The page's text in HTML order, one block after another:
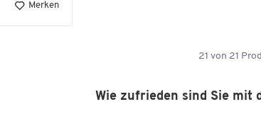
Merken
21 von 21
Wie zufrieden sind Sie mit